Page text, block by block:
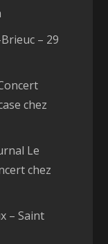
– 29
chez
Le
chez
– Saint